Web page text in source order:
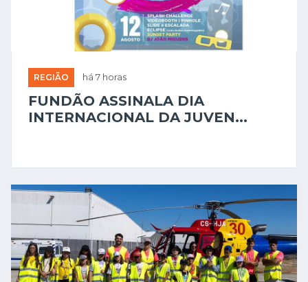
REGIÃO há 7 horas
FUNDÃO ASSINALA DIA
INTERNACIONAL DA JUVEN...